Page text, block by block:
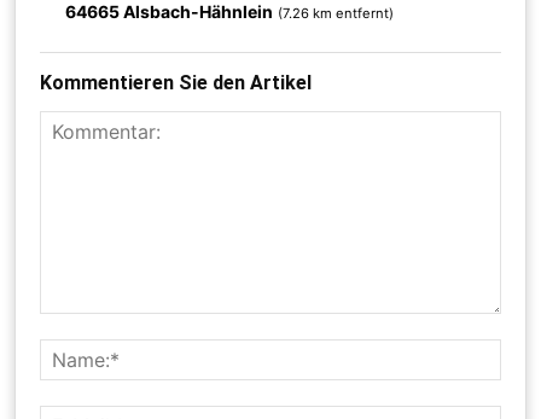
64665 Alsbach-Hähnlein (7.26 km entfernt)
Kommentieren Sie den Artikel